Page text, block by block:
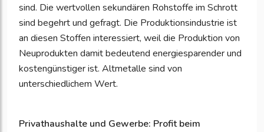
sind. Die wertvollen sekundären Rohstoffe im Schrott
sind begehrt und gefragt. Die Produktionsindustrie ist
an diesen Stoffen interessiert, weil die Produktion von
Neuprodukten damit bedeutend energiesparender und
kostengünstiger ist. Altmetalle sind von
unterschiedlichem Wert.
Privathaushalte und Gewerbe: Profit beim